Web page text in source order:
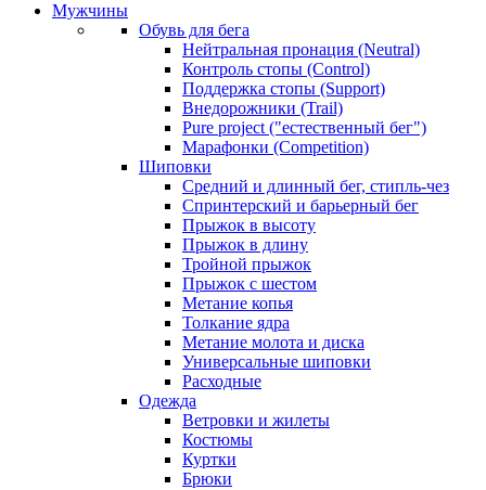
Мужчины
Обувь для бега
Нейтральная пронация (Neutral)
Контроль стопы (Control)
Поддержка стопы (Support)
Внедорожники (Trail)
Pure project ("естественный бег")
Марафонки (Competition)
Шиповки
Средний и длинный бег, стипль-чез
Cпринтерский и барьерный бег
Прыжок в высоту
Прыжок в длину
Тройной прыжок
Прыжок с шестом
Метание копья
Толкание ядра
Метание молота и диска
Универсальные шиповки
Расходные
Одежда
Ветровки и жилеты
Костюмы
Куртки
Брюки